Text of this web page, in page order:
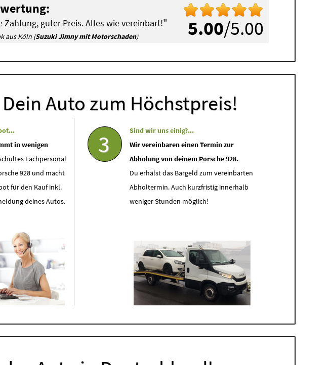
5.00/5.00
Zahlung, guter Preis. Alles wie vereinbart!"
aus Köln (Suzuki Jimny mit Motorschaden)
Auto zum Höchstpreis!
in wenigen
Fachpersonal
928 und macht
für den Kauf inkl.
deines Autos.
3
Sind wir uns einig?...
Wir vereinbaren einen Termin zur
Abholung von deinem Porsche 928.
Du erhälst das Bargeld zum vereinbarten
Abholtermin. Auch kurzfristig innerhalb
weniger Stunden möglich!